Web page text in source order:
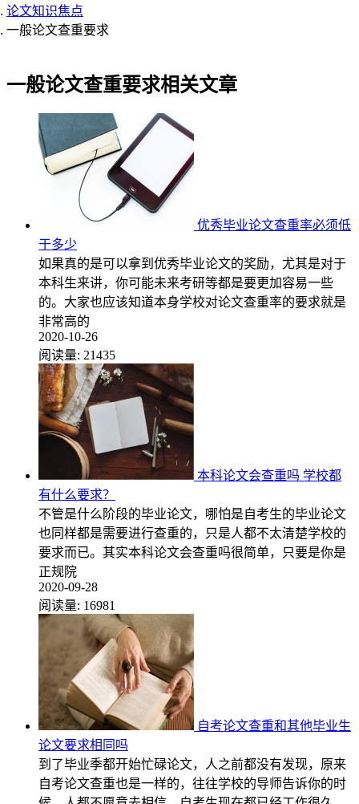
论文知识焦点
一般论文查重要求
一般论文查重要求相关文章
优秀毕业论文查重率必须低
于多少
如果真的是可以拿到优秀毕业论文的奖励，尤其是对于
本科生来讲，你可能未来考研等都是要更加容易一些
的。大家也应该知道本身学校对论文查重率的要求就是
非常高的
2020-10-26
阅读量: 21435
本科论文会查重吗 学校都
有什么要求？
不管是什么阶段的毕业论文，哪怕是自考生的毕业论文
也同样都是需要进行查重的，只是人都不太清楚学校的
要求而已。其实本科论文会查重吗很简单，只要是你是
正规院
2020-09-28
阅读量: 16981
自考论文查重和其他毕业生
论文要求相同吗
到了毕业季都开始忙碌论文，人之前都没有发现，原来
自考论文查重也是一样的，往往学校的导师告诉你的时